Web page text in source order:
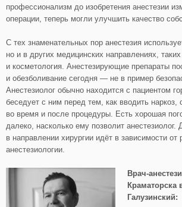
профессионализм до изобретения анестезии
операции, теперь могли улучшить качество
С тех знаменательных пор анестезия
но и в других медицинских направлениях,
и косметология. Анестезирующие препараты
и обезболивание сегодня — не в пример
Анестезиолог обычно находится с пациентом
беседует с ним перед тем, как вводить наркоз,
во время и после процедуры. Есть хорошая
далеко, насколько ему позволит анестезиолог.
в направлении хирургии идёт в зависимости от
анестезиологии.
Врач-
Краматорска
Галузинский: